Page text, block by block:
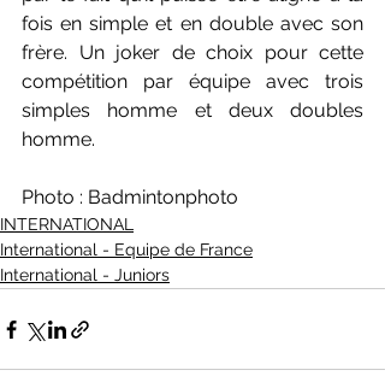
fois en simple et en double avec son
frère. Un joker de choix pour cette
compétition par équipe avec trois
simples homme et deux doubles
homme.
Photo : Badmintonphoto
INTERNATIONAL
International - Equipe de France
International - Juniors